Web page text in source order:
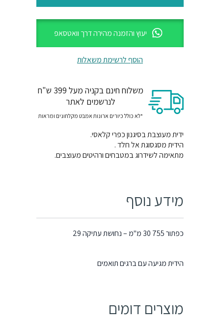
יעוץ והזמנה מהירה דרך וואטסאפ
הוסף לרשימת משאלות
משלוח חינם בקניה מעל 399 ש"ח
לנרשמים לאתר
*לא כולל כיורים ארונות אמבט מקלחונים ומראות
ידית מעוצבת בסיגנון כפרי קלאסי.
הידית מסגסוגת אל חלד .
מתאימה לשידרוג במטבחים ורהיטים מעוצבים.
מידע נוסף
כפתור 755 30 מ"מ – נחושת עתיקה 29
הידית מגיעה עם ברגים תואמים
מוצרים דומים